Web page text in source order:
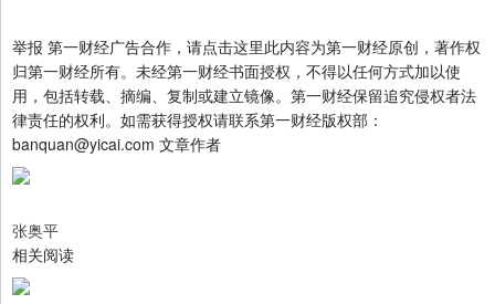
举报 第一财经广告合作，请点击这里此内容为第一财经原创，著作权
归第一财经所有。未经第一财经书面授权，不得以任何方式加以使
用，包括转载、摘编、复制或建立镜像。第一财经保留追究侵权者法
律责任的权利。如需获得授权请联系第一财经版权部：
banquan@yicai.com 文章作者
张奥平
相关阅读